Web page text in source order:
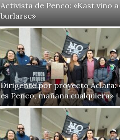
Activista de Penco: «Kast vino a
burlarse»
Dirigente por proyecto Aclara:
es Penco, mañana cualquiera»